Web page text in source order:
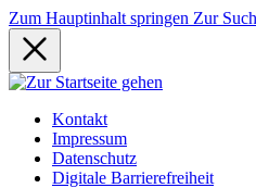
Zum Hauptinhalt springen Zur
Kontakt
Impressum
Datenschutz
Digitale Barrierefreiheit